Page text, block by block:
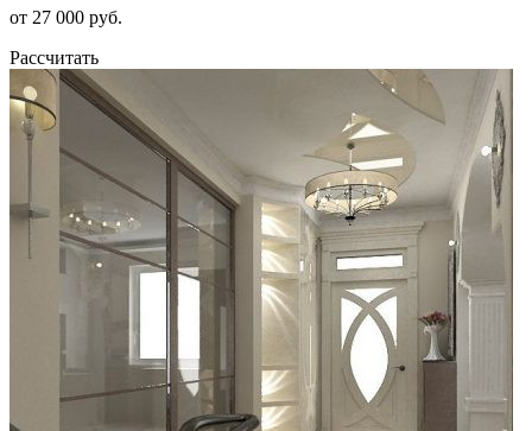
от 27 000 руб.
Рассчитать